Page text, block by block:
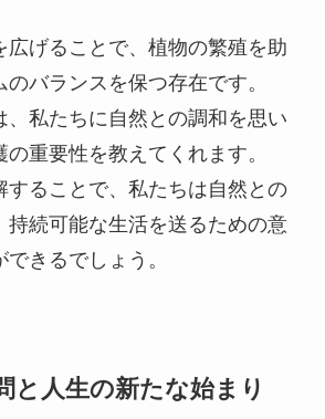
広げることで、植物の繁殖を助
バランスを保つ存在です。
、私たちに自然との調和を思い
重要性を教えてくれます。
することで、私たちは自然との
持続可能な生活を送るための意
きるでしょう。
と人生の新たな始まり